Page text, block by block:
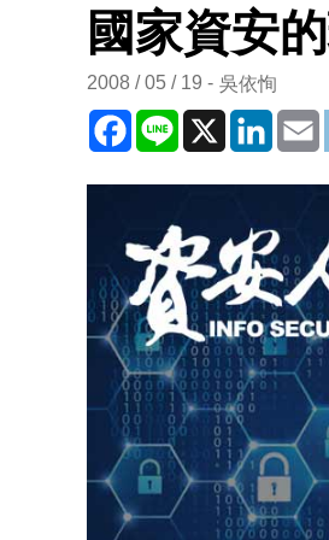
國家資安
2008 / 05 / 19 吳依恂
Facebook
Line X